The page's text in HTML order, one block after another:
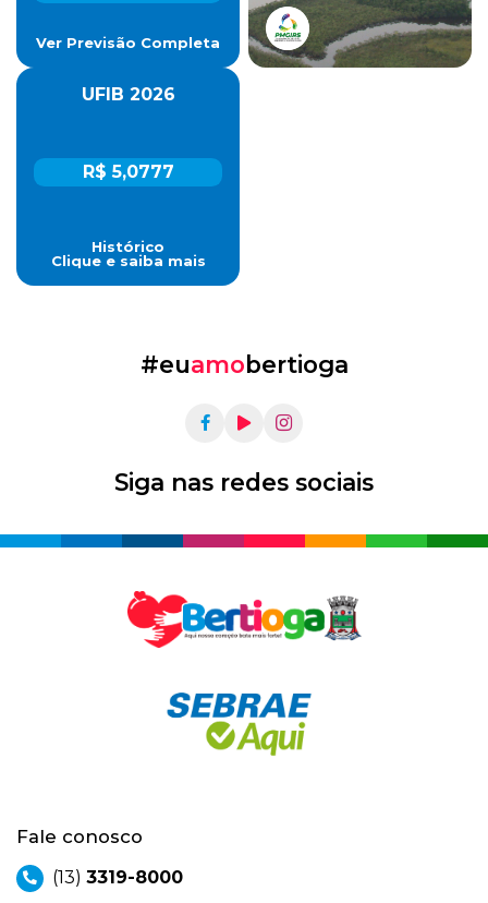
Ver Previsão Completa
UFIB 2026
R$ 5,0777
Histórico
Clique e saiba mais
#euamobertioga
Siga nas redes sociais
Fale conosco
(13) 3319-8000